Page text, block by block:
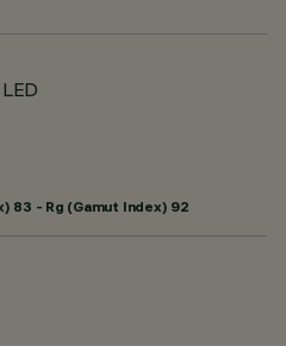
83 - Rg (Gamut Index) 92